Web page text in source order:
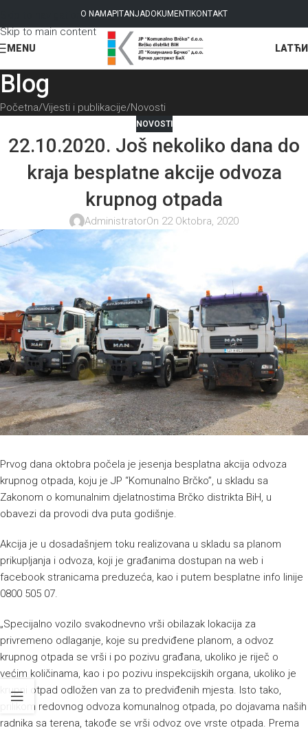
Skip to navigation
Skip to main content
O NAMAPITANJADOKUMENTI KONTAKT
MENU LAT
Blog
Početna Vijesti i publikacije Novosti
NOVOSTI
22.10.2020. Još nekoliko dana do
kraja besplatne akcije odvoza
krupnog otpada
AdministratorOn 22 Oktobra, 2020
Prvog dana oktobra počela je jesenja besplatna akcija odvoza
krupnog otpada, koju je JP “Komunalno Brčko”, u skladu sa
Zakonom o komunalnim djelatnostima Brčko distrikta BiH, u
obavezi da provodi dva puta godišnje.
Akcija je u dosadašnjem toku realizovana u skladu sa planom
prikupljanja i odvoza, koji je građanima dostupan na web i
facebook stranicama preduzeća, kao i putem besplatne info linije
0800 505 07.
„Specijalno vozilo svakodnevno vrši obilazak lokacija za
privremeno odlaganje, koje su predviđene planom, a odvoz
krupnog otpada se vrši i po pozivu građana, ukoliko je riječ o
većim količinama, kao i po pozivu inspekcijskih organa, ukoliko je
krupni otpad odložen van za to predviđenih mjesta. Isto tako,
prilikom redovnog odvoza komunalnog otpada, po dojavama naših
radnika sa terena, takođe se vrši odvoz ove vrste otpada. Prema